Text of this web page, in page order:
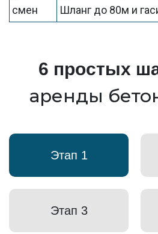
смен
Шланг до 80м и
6 простых
аренды
Этап 1
Этап 3